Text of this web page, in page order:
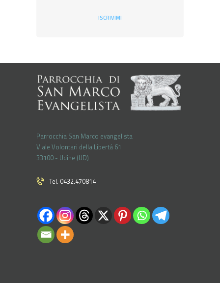
ISCRIVIMI
Parrocchia San Marco evangelista
Viale Volontari della Libertá 61
33100 - Udine (UD)
Tel. 0432.470814